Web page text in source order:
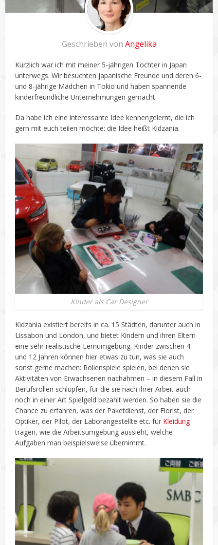
Geschrieben von Angelika
Kürzlich war ich mit meiner 5-jährigen Tochter in Japan
unterwegs. Wir besuchten japanische Freunde und deren 6-
und 8-jährige Mädchen in Tokio und haben spannende
kinderfreundliche Unternehmungen gemacht.
Da habe ich eine interessante Idee kennengelernt, die ich
gern mit euch teilen möchte: die Idee heißt Kidzania.
Kinder als Car Designer
Kidzania existiert bereits in ca. 15 Städten, darunter auch in
Lissabon und London, und bietet Kindern und ihren Eltern
eine sehr realistische Lernumgebung. Kinder zwischen 4
und 12 Jahren können hier etwas zu tun, was sie auch
sonst gerne machen: Rollenspiele spielen, bei denen sie
Aktivitäten von Erwachsenen nachahmen – in diesem Fall in
Berufsrollen schlüpfen, für die sie nach ihrer Arbeit auch
noch in einer Art Spielgeld bezahlt werden. So haben sie die
Chance zu erfahren, was der Paketdienst, der Florist, der
Optiker, der Pilot, der Laborangestellte etc. für Kleidung
tragen, wie die Arbeitsumgebung aussieht, welche
Aufgaben man beispielsweise übernimmt.